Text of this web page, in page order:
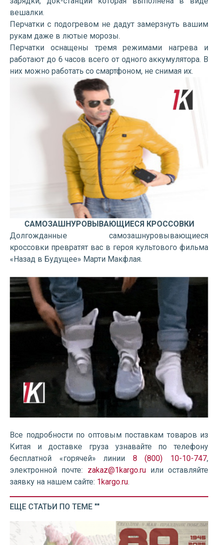
вешалки.
Перчатки с подогревом не дадут замерзнуть вашим
рукам даже в лютые морозы.
Перчатки оснащены тремя режимами нагрева и
работают до 6 часов всего от одного аккумулятора. В
них можно работать со смартфоном, не снимая их.
САМОЗАШНУРОВЫВАЮЩИЕСЯ КРОССОВКИ
Долгожданные самозашнуровывающиеся
кроссовки превратят вас в героя культового фильма
«Назад в Будущее» Марти Макфлая.
Все подробности по оптовым поставкам товаров из
Китая и доставке груза узнавайте по телефону
бесплатной «горячей» линии 8 (800) 10-10-747,
электронной почте: zakaz@1kargo.ruили оставляйте
заявку на нашем сайте: 1kargo.ru.
ЕЩЕ СТАТЬИ ПО ТЕМЕ ""